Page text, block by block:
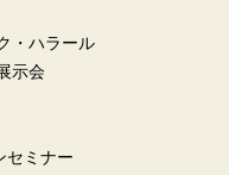
・ハラール
示会
セミナー